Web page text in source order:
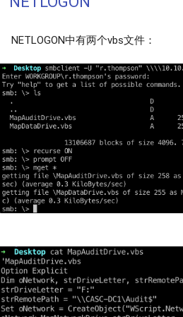
NETLOGON中有两个vbs文件：